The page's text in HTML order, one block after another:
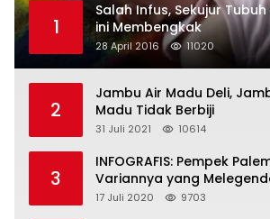
1
Salah Infus, Sekujur Tubuh
ini Membengkak
28 April 2016 11020
2
Jambu Air Madu Deli,
Madu Tidak Berbiji
31 Juli 2021 10614
3
INFOGRAFIS: Pempek
Variannya yang
17 Juli 2020 9703